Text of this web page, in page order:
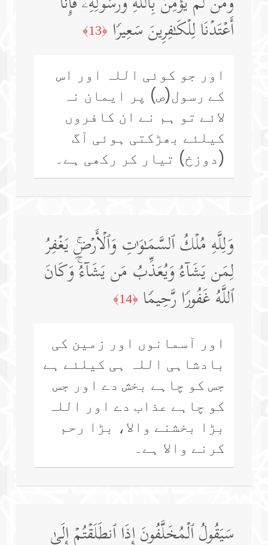
أَعۡتَدۡنَا لِلۡكَـٰفِرِینَ سَعِیرࣰا ﴿13﴾
اور جو کوئی اللہ اور اس
کے رسول(ص) پر ایمان نہ
لائے تو ہم نے ان کافروں
کیلئے بھڑکتی ہوئی آگ
(دوزخ) تیار کر رکھی ہے۔
وَلِلَّهِ مُلۡكُ ٱلسَّمَـٰوَ ٰ⁠تِ وَٱلۡأَرۡضِۚ یَغۡفِرُ
لِمَن یَشَاۤءُ وَیُعَذِّبُ مَن یَشَاۤءُۚ وَكَانَ
ٱللَّهُ غَفُورࣰا رَّحِیمࣰا ﴿14﴾
اور آسمانوں اور زمین کی
بادشاہی اللہ ہی کیلئے ہے
جس کو چاہے بخش دے اور جس
کو چاہے عذاب دے اور اللہ
بڑا بخشنے والا، بڑا رحم
کرنے والا ہے۔
سَیَقُولُ ٱلۡمُخَلَّفُونَ إِذَا ٱنطَلَقۡتُمۡ إِلَىٰ